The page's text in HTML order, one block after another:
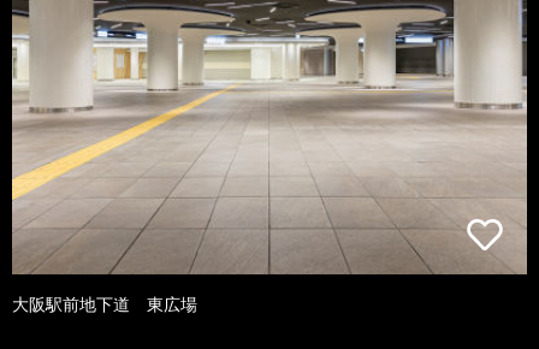
大阪駅前地下道 東広場